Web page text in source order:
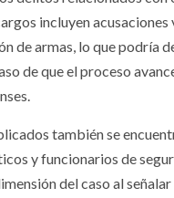
incluyen acusaciones
de armas, lo que podría
de que el proceso
también se
y funcionarios de
del caso al